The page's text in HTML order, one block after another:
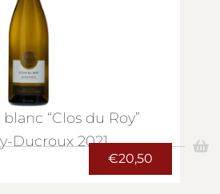
“Clos du Roy”
Ducroux 2021
€20,50